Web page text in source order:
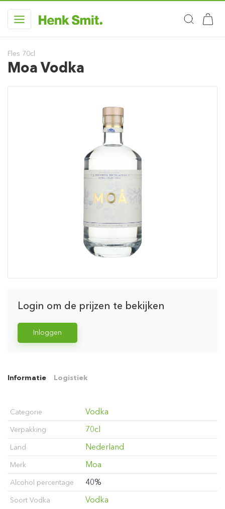
Fles 70cl
Moa Vodka
Login om de prijzen te bekijken
Inloggen
Informatie Logistiek
Categorie Vodka
Verpakking 70cl
Land Nederland
Merk Moa
Alcohol percentage 40%
Soort Vodka Vodka